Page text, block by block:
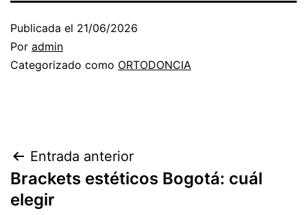
Publicada el 21/06/2026
Por admin
Categorizado como ORTODONCIA
Navegación
de
Entrada anterior
Brackets estéticos Bogotá: cuál
elegir